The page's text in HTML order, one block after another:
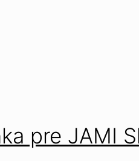
pre JAMI